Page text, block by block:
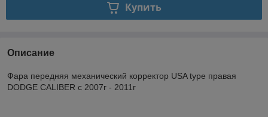
Купить
Описание
Фара передняя механический корректор USA type правая
DODGE CALIBER с 2007г - 2011г